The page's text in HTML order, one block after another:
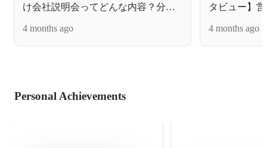
け会社説明会ってどんな内容？分か
4 months ago
タビュー】
リアル
4 months ago
Personal Achievements